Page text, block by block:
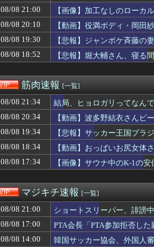
【悲報】突然ナフサを見つけたカルビー
【画像】アイドルさん「体重10キロ増え
【画像】アイドルさん「体重10キロ増え
【衝撃】ハンターハンターの新能力「ム
【動画】あたシコ女襲来
【画像】若手女子アナさん、脇を見せつ
【速報】バレー部JKさん、大きいｗｗｗ
【画像】新聞さん、壮大な縦読みを仕込ん
【動画】波多野結衣さんビーチクビンビ
ワイ15センチ、めちゃくちゃキツマンな
【画像】こういうブラに乳首ひっかけて
【画像】秋葉原で大量のメイド＆巫女た
【画像】インフルエンサー「20歳でアル
デリ嬢を落とすプロだけど質問ある？
【画像】「美人すぎる県警本部長」、失
バカ「アジフライうめーwww」ワイ「ほ
自認レイブンクローってワードめっさすこ
【衝撃】先日ワイに｢殺すぞ｣と言った上
【画像】貧乳好きは左のえっち女子を選
【動画】役満ボディ・岡田紗佳(32)、渾
【画像】栃木の田舎っぺJKの白い太もも
08/08 21:00
【画像】加工なしのローカ
08/08 20:10
【動画】役満ボディ・岡田
08/08 19:30
【悲報】ジャンポケ斉藤の
08/08 18:52
【悲報】堀大輔さん、寝る
筋肉速報 [一覧]
08/08 21:34
結局、ヒョロガリってなん
08/08 20:34
【動画】波多野結衣さんビ
08/08 19:34
【悲報】サッカー王国ブラ
08/08 18:34
【動画】おっぱいお尻女体
08/08 17:34
【画像】サウナ中のK‐1の
マジキチ速報 [一覧]
08/08 21:00
ショートスリーパー、誹謗
08/08 17:00
PTA会長「PTA参加拒否し
08/08 14:00
韓国サッカー協会、外国人